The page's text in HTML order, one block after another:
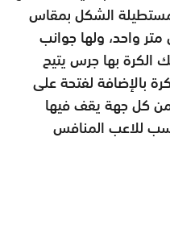
مستطيلة الشكل بمقاس
متر واحد، ولها جوانب
بها جرس يتيح
بالإضافة لفتحة على
كل جهة يقف فيها
للاعب المنافس